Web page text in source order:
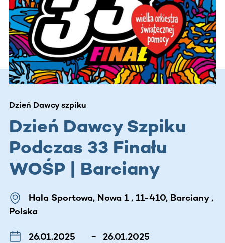
Dzień Dawcy szpiku
Dzień Dawcy Szpiku
Podczas 33 Finału
WOŚP | Barciany
Hala Sportowa, Nowa 1 , 11-410, Barciany ,
Polska
26.01.2025 – 26.01.2025